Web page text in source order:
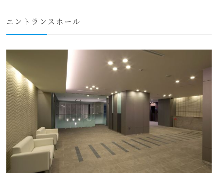
エントランスホール